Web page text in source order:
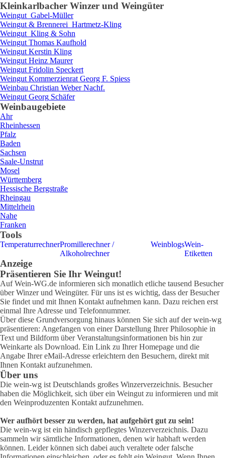
Kleinkarlbacher Winzer und Weingüter
Weingut Gabel-Müller
Weingut & Brennerei Hartmetz-Kling
Weingut Kling & Sohn
Weingut Thomas Kaufhold
Weingut Kerstin Kling
Weingut Heinz Maurer
Weingut Fridolin Speckert
Weingut Kommerzienrat Georg F. Spiess
Weinbau Christian Weber Nachf.
Weingut Georg Schäfer
Weinbaugebiete
Ahr
Rheinhessen
Pfalz
Baden
Sachsen
Saale-Unstrut
Mosel
Württemberg
Hessische Bergstraße
Rheingau
Mittelrhein
Nahe
Franken
Tools
TemperaturrechnerPromillerechner /
Alkoholrechner
WeinblogsWein-
Etiketten
Anzeige
Präsentieren Sie Ihr Weingut!
Auf Wein-WG.de informieren sich monatlich etliche tausend Besucher
über Winzer und Weingüter. Für uns ist es wichtig, dass der Besucher
Sie findet und mit Ihnen Kontakt aufnehmen kann. Dazu reichen erst
einmal Ihre Adresse und Telefonnummer.
Über diese Grundversorgung hinaus können Sie sich auf der wein-wg
präsentieren: Angefangen von einer Darstellung Ihrer Philosophie in
Text und Bildform über Veranstaltungsinformationen bis hin zur
Weinkarte als Download. Ein Link zu Ihrer Homepage und die
Angabe Ihrer eMail-Adresse erleichtern den Besuchern, direkt mit
Ihnen Kontakt aufzunehmen.
Über uns
Die wein-wg ist Deutschlands großes Winzerverzeichnis. Besucher
haben die Möglichkeit, sich über ein Weingut zu informieren und mit
den Weinproduzenten Kontakt aufzunehmen.
Wer aufhört besser zu werden, hat aufgehört gut zu sein!
Die wein-wg ist ein händisch gepflegtes Winzerverzeichnis. Dazu
sammeln wir sämtliche Informationen, denen wir habhaft werden
können. Leider können sich dabei auch veraltete oder falsche